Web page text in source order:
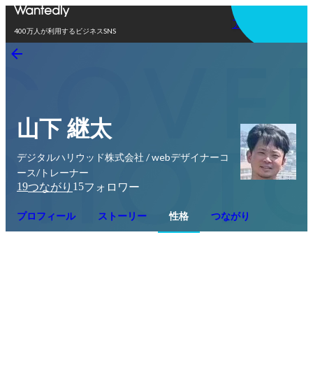
400万人が利用するビジネスSNS
アプリを使う
山下 継太
デジタルハリウッド株式会社 / webデザイナーコ
ース/トレーナー
19つながり 15フォロワー
プロフィール ストーリー 性格 つながり